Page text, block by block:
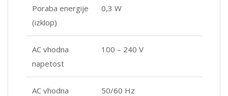
Poraba energije
(izklop)
0,3 W
AC vhodna
napetost
100 – 240 V
AC vhodna
50/60 Hz